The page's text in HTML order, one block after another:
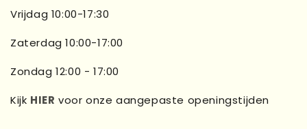
Vrijdag 10:00-17:30
Zaterdag 10:00-17:00
Zondag 12:00 - 17:00
Kijk HIER voor onze aangepaste openingstijden